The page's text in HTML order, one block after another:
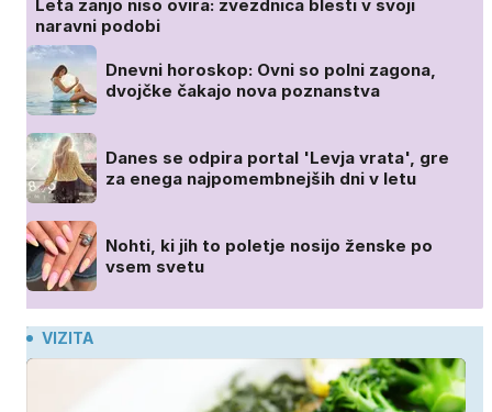
Leta zanjo niso ovira: zvezdnica blesti v svoji
naravni podobi
Dnevni horoskop: Ovni so polni zagona,
dvojčke čakajo nova poznanstva
Danes se odpira portal 'Levja vrata', gre
za enega najpomembnejših dni v letu
Nohti, ki jih to poletje nosijo ženske po
vsem svetu
VIZITA